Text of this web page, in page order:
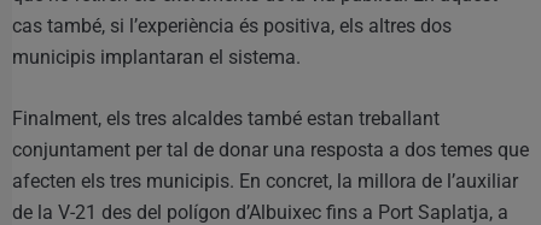
cas també, si l’experiència és positiva, els altres dos
municipis implantaran el sistema.
Finalment, els tres alcaldes també estan treballant
conjuntament per tal de donar una resposta a dos temes que
afecten els tres municipis. En concret, la millora de l’auxiliar
de la V-21 des del polígon d’Albuixec fins a Port Saplatja, a